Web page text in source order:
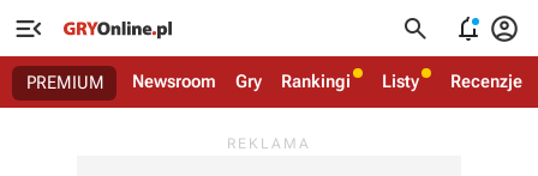
   
PREMIUM Newsroom Gry Rankingi Listy Recenzje